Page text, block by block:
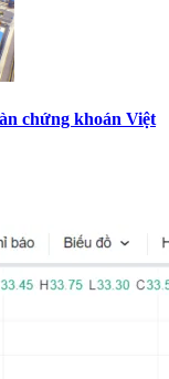
chứng khoán Việt